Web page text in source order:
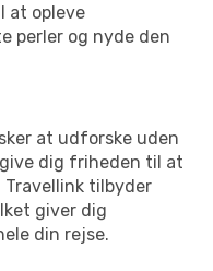
at opleve
perler og nyde den
at udforske uden
dig friheden til at
Travellink tilbyder
giver dig
din rejse.